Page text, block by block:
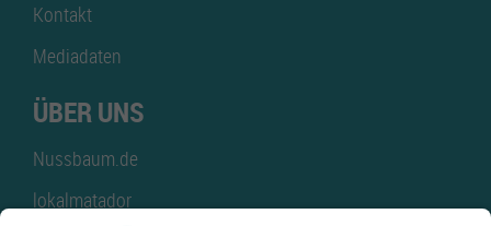
Kontakt
Mediadaten
ÜBER UNS
Nussbaum.de
lokalmatador